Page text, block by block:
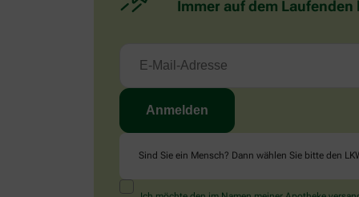
Immer auf dem
Sind Sie ein Mensch? Dann wählen Sie bitte den